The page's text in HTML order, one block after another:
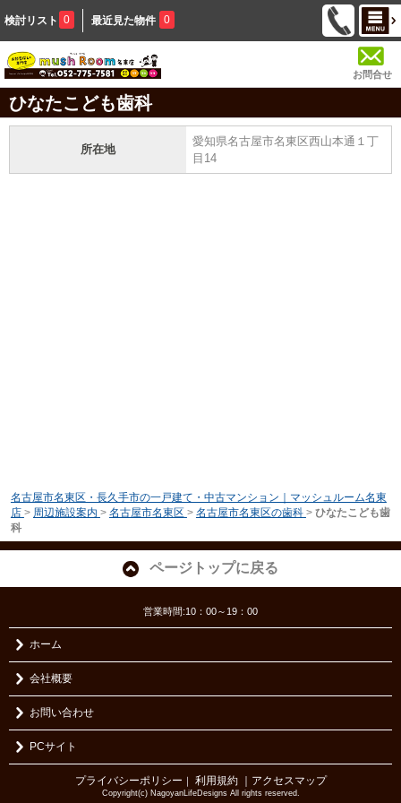
検討リスト 0 最近見た物件 0
お問合せ
ひなたこども歯科
所在地
愛知県名古屋市名東区西山本通１丁
目14
名古屋市名東区・長久手市の一戸建て・中古マンション｜マッシュルーム名東
店 > 周辺施設案内 > 名古屋市名東区 > 名古屋市名東区の歯科 > ひなたこども歯
科
ページトップに戻る
営業時間:10：00～19：00
ホーム
会社概要
お問い合わせ
PCサイト
プライバシーポリシー ｜ 利用規約 ｜アクセスマップ
Copyright(c) NagoyanLifeDesigns All rights reserved.